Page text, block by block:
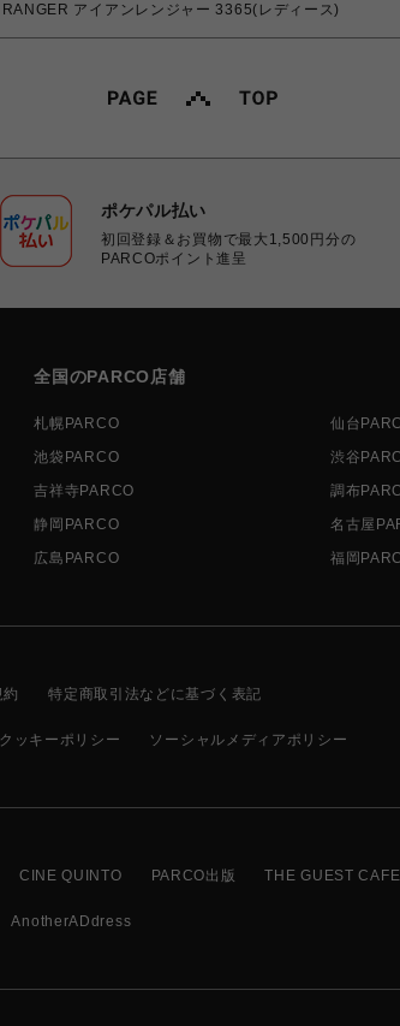
アイアンレンジャー 3365(レディース)
ポケパル払い
初回登録＆お買物で最大1,500円分の
PARCOポイント進呈
全国のPARCO店舗
札幌PARCO 仙台
池袋PARCO
渋谷
吉祥寺PARCO
調布
静岡PARCO
名古屋
広島PARCO
福岡
特定商取引法などに基づく表記
クッキーポリシー ソーシャルメディアポリシー
CINE QUINTO PARCO出版 THE GUEST CAFE
AnotherADdress